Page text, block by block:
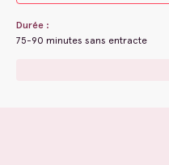
Durée :
75-90 minutes sans entracte